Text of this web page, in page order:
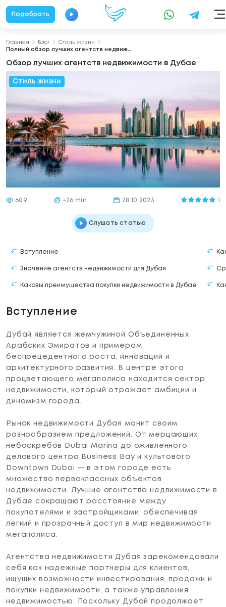
Подобрать
Главная Блог
Стиль жизни
Полный обзор лучших агентств недвижимости в Дубае
Обзор лучших агентств недвижимости в Дубае
Стиль жизни
Слушать статью
609 ~26 min 28.10.2023
Вступление
Значение агентств недвижимости для Дубая
Каковы преимущества покупки недвижимости в Дубае
Вступление
Дубай является жемчужиной Объединенных
Арабских Эмиратов и примером
беспрецедентного роста, инноваций и
архитектурного развития. В центре этого
процветающего мегаполиса находится сектор
недвижимости, который отражает амбиции и
динамизм города.
Рынок недвижимости Дубая манит своим
разнообразием предложений. От мерцающих
небоскребов Dubai Marina до оживленного
делового центра Business Bay и культового
Downtown Dubai — в этом городе есть
множество первоклассных объектов
недвижимости. Лучшие агентства недвижимости в
Дубае сокращают расстояние между
покупателями и застройщиками, обеспечивая
легкий и прозрачный доступ в мир недвижимости
мегаполиса.
Агентства недвижимости Дубая зарекомендовали
себя как надежные партнеры для клиентов,
ищущих возможности инвестирования, продажи и
покупки недвижимости, а также управления
недвижимостью. Поскольку Дубай продолжает